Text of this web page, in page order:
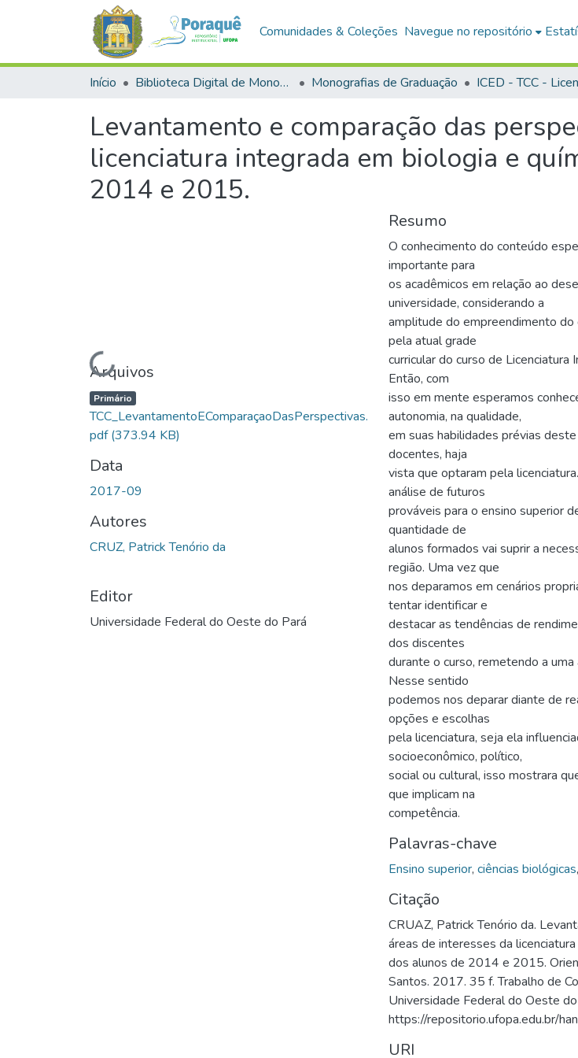
Comunidades & Coleções Navegue no repositório
Início Biblioteca Digital de Monografias (BDM) Monografias de Graduação
Levantamento e comparação das
licenciatura integrada em biologia e
2014 e 2015.
Carregando...
Arquivos
Primário
TCC_LevantamentoEComparaçaoDasPerspectivas.
pdf(373.94 KB)
Data
2017-09
Autores
CRUZ, Patrick Tenório da
Editor
Universidade Federal do Oeste do Pará
Resumo
O conhecimento do conteúdo
importante para
os acadêmicos em relação ao
universidade, considerando a
amplitude do empreendimento do
pela atual grade
curricular do curso de
Então, com
isso em mente esperamos
autonomia, na qualidade,
em suas habilidades prévias
docentes, haja
vista que optaram pela
análise de futuros
prováveis para o ensino superior
quantidade de
alunos formados vai suprir a
região. Uma vez que
nos deparamos em cenários
tentar identificar e
destacar as tendências de
dos discentes
durante o curso, remetendo a
Nesse sentido
podemos nos deparar diante de
opções e escolhas
pela licenciatura, seja ela
socioeconômico, político,
social ou cultural, isso mostrara
que implicam na
competência.
Palavras-chave
Ensino superior, ciências biológicas,
Citação
CRUAZ, Patrick Tenório da.
áreas de interesses da
dos alunos de 2014 e 2015.
Santos. 2017. 35 f. Trabalho de
Universidade Federal do Oeste
https://repositorio.ufopa.edu.br/
URI